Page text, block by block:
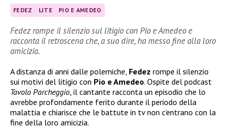
FEDEZ LITE PIO E AMEDEO
Fedez rompe il silenzio sul litigio con Pio e Amedeo e
racconta il retroscena che, a suo dire, ha messo fine alla loro
amicizia.
A distanza di anni dalle polemiche, Fedez rompe il silenzio
sui motivi del litigio con Pio e Amedeo. Ospite del podcast
Tavolo Parcheggio , il cantante racconta un episodio che lo
avrebbe profondamente ferito durante il periodo della
malattia e chiarisce che le battute in tv non c’entrano con la
fine della loro amicizia.